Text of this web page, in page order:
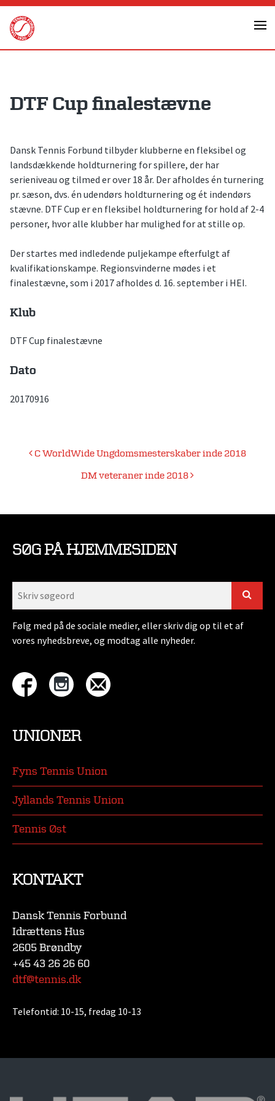
Skip
content
DTF Cup finalestævne
Dansk Tennis Forbund tilbyder klubberne en fleksibel og
landsdækkende holdturnering for spillere, der har
serieniveau og tilmed er over 18 år. Der afholdes én turnering
pr. sæson, dvs. én udendørs holdturnering og ét indendørs
stævne. DTF Cup er en fleksibel holdturnering for hold af 2-4
personer, hvor alle klubber har mulighed for at stille op.
Der startes med indledende puljekampe efterfulgt af
kvalifikationskampe. Regionsvinderne mødes i et
finalestævne, som i 2017 afholdes d. 16. september i HEI.
Klub
DTF Cup finalestævne
Dato
20170916
Indlægsnavigation
C WorldWide Ungdomsmesterskaber inde 2018
DM veteraner inde 2018
SØG PÅ HJEMMESIDEN
Følg med på de sociale medier, eller skriv dig op til et af
vores nyhedsbreve, og modtag alle nyheder.
UNIONER
Fyns Tennis Union
Jyllands Tennis Union
Tennis Øst
KONTAKT
Dansk Tennis Forbund
Idrættens Hus
2605 Brøndby
+45 43 26 26 60
dtf@tennis.dk
Telefontid: 10-15, fredag 10-13